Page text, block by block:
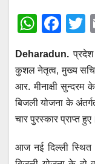
W
at
s
A
p
p
F
c
e
b
o
o
k
Deharadun. प्रदेश
कुशल नेतृत्व, मुख्य
आर. मीनाक्षी सुन्दरम
बिजली योजना के
चार पुरस्कार प्राप्त हुए।
आज नई दिल्ली स्थित